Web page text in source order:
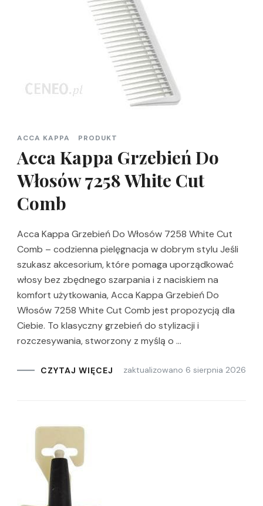
ACCA KAPPA PRODUKT
Acca Kappa Grzebień Do
Włosów 7258 White Cut
Comb
Acca Kappa Grzebień Do Włosów 7258 White Cut
Comb – codzienna pielęgnacja w dobrym stylu Jeśli
szukasz akcesorium, które pomaga uporządkować
włosy bez zbędnego szarpania i z naciskiem na
komfort użytkowania, Acca Kappa Grzebień Do
Włosów 7258 White Cut Comb jest propozycją dla
Ciebie. To klasyczny grzebień do stylizacji i
rozczesywania, stworzony z myślą o …
CZYTAJ WIĘCEJ zaktualizowano 6 sierpnia 2026